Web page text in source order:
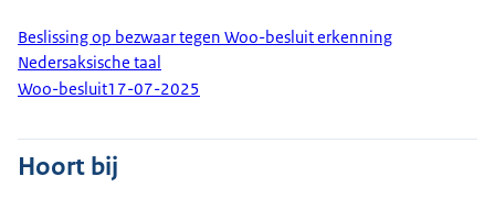
Beslissing op bezwaar tegen Woo-besluit erkenning
Nedersaksische taal
Woo-besluit17-07-2025
Hoort bij